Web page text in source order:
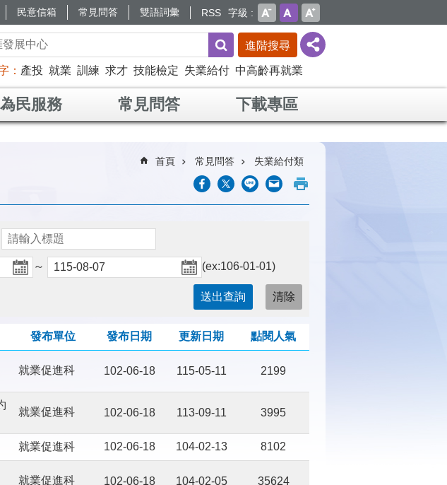
民意信箱 常見問答 雙語詞彙 RSS 字級
進階搜尋
產投 就業 訓練 求才 技能檢定 失業給付 中高齡再就業
為民服務 常見問答 下載專區
首頁 常見問答 失業給付類
～ (ex:106-01-01)
發布單位 發布日期 更新日期 點閱人氣
就業促進科 102-06-18 115-05-11 2199
就業促進科 102-06-18 113-09-11 3995
就業促進科 102-06-18 104-02-13 8102
就業促進科 102-06-18 104-02-05 35624